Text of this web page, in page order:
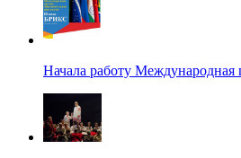
Начала работу